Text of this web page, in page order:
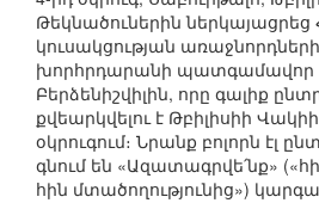
Թեկնածուներին
կուսակցության
խորհրդարանի պատգամավոր
Բերձենիշվիլին, որը գալիք
քվեարկվելու է Թբիլիսիի
օկրուգում։ Նրանք բոլորն էլ
գնում են «Ազատագրվե՛նք»
հին մտածողությունից»)